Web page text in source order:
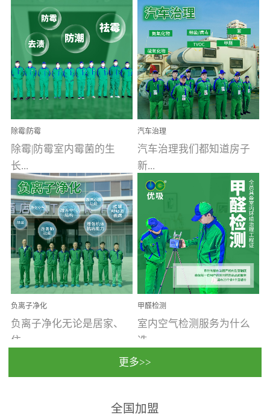
空气污染净化治理）工业
文明的进步，创造了多姿
多彩的家居产品和生活情
调，但也带来了以甲醛为
首的室内...
用行业公认奥维牌消毒
液，具备杀死人体冠状病
毒的功效，杀菌率
99.99%。相对于传统消毒
液来说，无...
除霉|防霉
除霉|防霉室内霉菌的生
长...
受温度、湿度、基质养
分、通风四个条件影响，
温暖潮湿、营养物质多、
通风缓慢的空间最易滋生
大量霉菌的...
汽车治理
汽车治理我们都知道房子
新...
装修完会有甲醛，其实汽
车的甲醛超标问题更为严
重。汽车的空间范围小，
配件、皮具、装饰多，这
些都是汽...
负离子净化
负离子净化无论是居家、
住...
动，人类长时间停留的室
甲醛检测
室内空气检测服务为什么
选...
行国家规定的标准检测方
更多>>
全国加盟